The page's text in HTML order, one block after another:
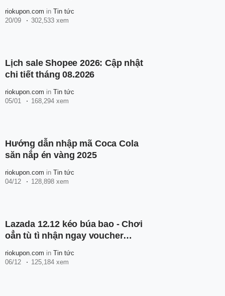
riokupon.com in Tin tức
20/09
302,533 xem
Lịch sale Shopee 2026: Cập nhật
chi tiết tháng 08.2026
riokupon.com in Tin tức
05/01
168,294 xem
Hướng dẫn nhập mã Coca Cola
săn nắp én vàng 2025
riokupon.com in Tin tức
04/12
128,898 xem
Lazada 12.12 kéo búa bao - Chơi
oẳn tù tì nhận ngay voucher
riokupon.com in Tin tức
06/12
125,184 xem